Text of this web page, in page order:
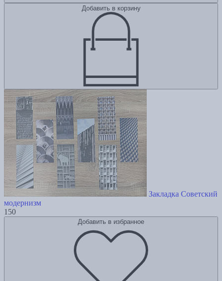
Добавить в корзину
Закладка Советский
модернизм
150
Добавить в избранное